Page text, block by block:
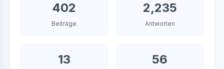
402
Beiträge
2,235
Antworten
13 56